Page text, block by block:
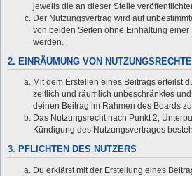
jeweils die an dieser Stelle
Der Nutzungsvertrag wird auf
von beiden Seiten ohne Einhaltung einer
werden.
2. EINRÄUMUNG VON
Mit dem Erstellen eines Beitrags erteilst
zeitlich und räumlich unbeschränktes
deinen Beitrag im Rahmen des Boards
Das Nutzungsrecht nach Punkt 2,
Kündigung des Nutzungsvertrages
3. PFLICHTEN DES NUTZERS
Du erklärst mit der Erstellung eines